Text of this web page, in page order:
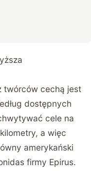
twórców cechą jest
dostępnych
cele na
, a więc
amerykański
firmy Epirus.